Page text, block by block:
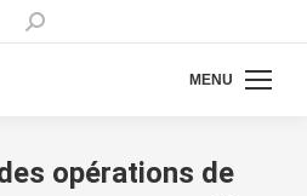
Recherche
MENU
opérations de